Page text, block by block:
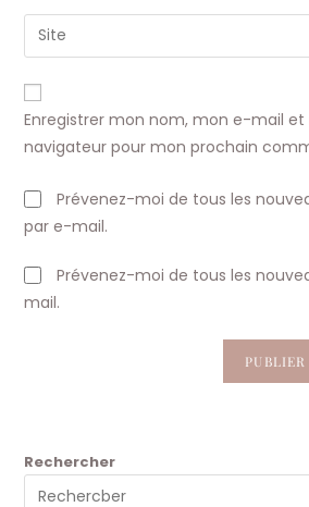
to
comment
email
address
comment
Saisir
l’URL
de
votre
(facultatif)
Enregistrer mon nom, mon e-mail et
navigateur pour mon prochain
Prévenez-moi de tous les
par e-mail.
Prévenez-moi de tous les
mail.
Rechercher